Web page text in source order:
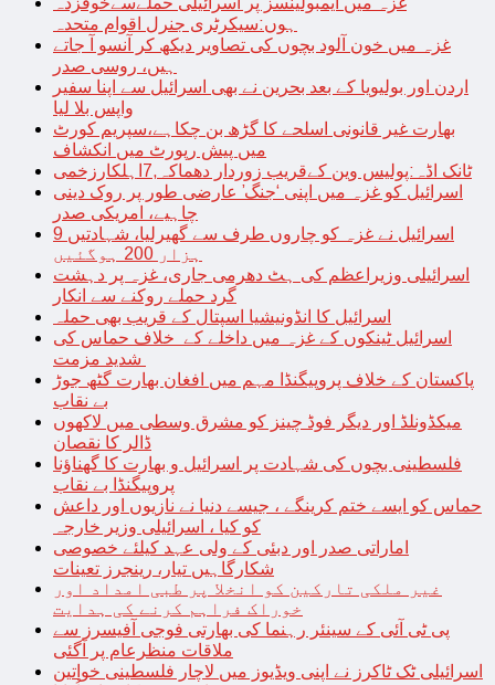
ہوں:سیکرٹری جنرل اقوام متحدہ
غزہ میں خون آلود بچوں کی تصاویر دیکھ کر آنسو آ جاتے
ہیں، روسی صدر
اردن اور بولیویا کے بعد بحرین نے بھی اسرائیل سے اپنا سفیر
واپس بلا لیا
بھارت غیر قانونی اسلحے کا گڑھ بن چکاہے،سپریم کورٹ
میں پیش رپورٹ میں انکشاف
ٹانک اڈہ:پولیس وین کےقریب زوردار دھماکہ,7اہلکارزخمی
اسرائیل کو غزہ میں اپنی ‘جنگ’ عارضی طور پر روک دینی
چاہیے، امریکی صدر
اسرائیل نے غزہ کو چاروں طرف سے گھیرلیا، شہادتیں 9
ہزار 200 ہوگئیں
اسرائیلی وزیراعظم کی ہٹ دھرمی جاری، غزہ پر دہشت
گرد حملے روکنے سے انکار
اسرائیل کا انڈونیشیا اسپتال کے قریب بھی حملہ
اسرائیل ٹینکوں کے غزہ میں داخلے کے خلاف حماس کی
پاکستان کے خلاف پروپیگنڈا مہم میں افغان بھارت گٹھ جوڑ
بے نقاب
میکڈونلڈ اور دیگر فوڈ چینز کو مشرق وسطی میں لاکھوں
ڈالر کا نقصان
فلسطینی بچوں کی شہادت پر اسرائیل و بھارت کا گھناؤنا
پروپیگنڈا بے نقاب
حماس کو ایسے ختم کرینگے ، جیسے دنیا نے نازیوں اور داعش
کو کیا ، اسرائیلی وزیر خارجہ
اماراتی صدر اور دبئی کے ولی عہد کیلئے خصوصی
شکارگاہیں تیار، رینجرز تعینات
غیر ملکی تارکین کو انخلا پر طبی امداد اور
خوراک فراہم کرنے کی ہدایت
پی ٹی آئی کے سینئر رہنما کی بھارتی فوجی آفیسرز سے
ملاقات منظرعام پر آگئی
اسرائیلی ٹک ٹاکرز نے اپنی ویڈیوز میں لاچار فلسطینی خواتین